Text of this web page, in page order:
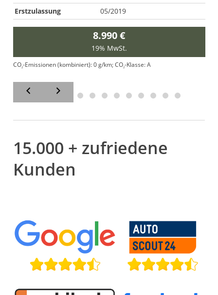
Erstzulassung
05/2019
8.990 €
19% MwSt.
CO2-Emissionen (kombiniert):0 g/km;CO2-Klasse:A
15.000 + zufriedene
Kunden